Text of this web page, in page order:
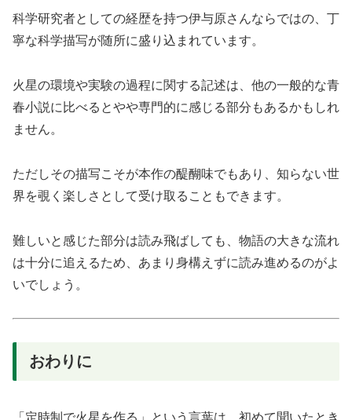
科学研究者としての経歴を持つ伊与原さんならではの、丁
寧な科学描写が随所に盛り込まれています。
火星の環境や実験の過程に関する記述は、他の一般的な青
春小説に比べるとやや専門的に感じる部分もあるかもしれ
ません。
ただしその描写こそが本作の醍醐味でもあり、知らない世
界を覗く楽しさとして受け取ることもできます。
難しいと感じた部分は読み飛ばしても、物語の大きな流れ
は十分に追えるため、あまり身構えずに読み進めるのがよ
いでしょう。
おわりに
「定時制で火星を作る」という言葉は、初めて聞いたとき